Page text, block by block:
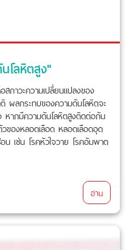
โลหิตสูง"
ภาวะความเปลี่ยนแปลงของ
ผลกระทบของความดันโลหิตจะ
หากมีความดันโลหิตสูงติดต่อกัน
วของหลอดเลือด หลอดเลือดอุด
น เช่น โรคหัวใจวาย โรคอัมพาต
อ่าน